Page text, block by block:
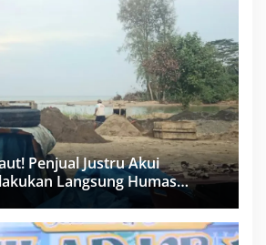
Penjual Justru Akui
Langsung Humas